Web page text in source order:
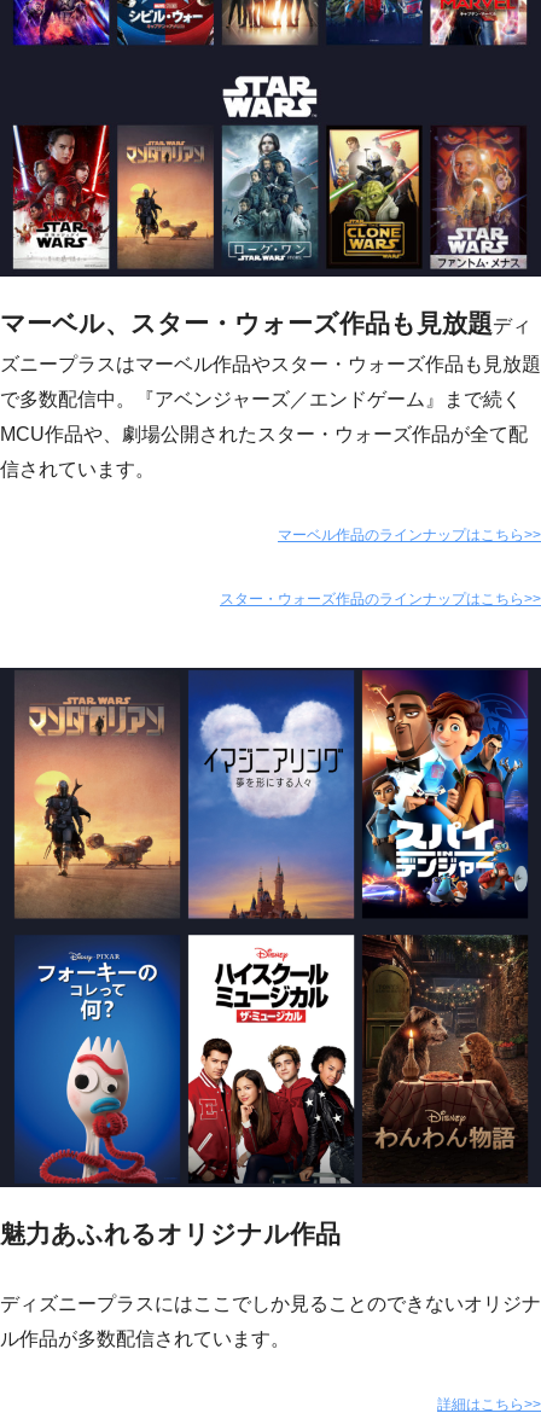
マーベル、スター・ウォーズ作品も見放題ディ
ズニープラスはマーベル作品やスター・ウォーズ作品も見放題
で多数配信中。『アベンジャーズ／エンドゲーム』まで続く
MCU作品や、劇場公開されたスター・ウォーズ作品が全て配
信されています。
マーベル作品のラインナップはこちら>>
スター・ウォーズ作品のラインナップはこちら>>
魅力あふれるオリジナル作品
ディズニープラスにはここでしか見ることのできないオリジナ
ル作品が多数配信されています。
詳細はこちら>>